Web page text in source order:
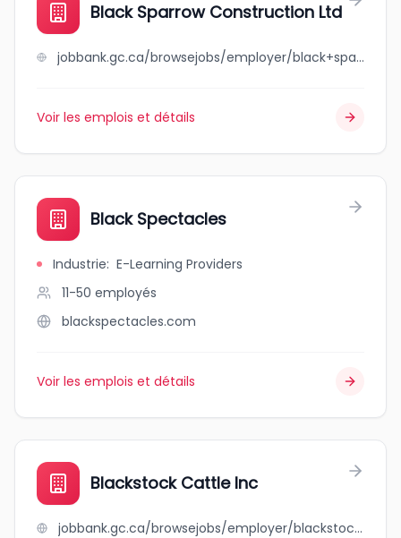
Black Sparrow Construction Ltd
jobbank.gc.ca/browsejobs/employer/black+sparrow+construction+ltd/ca
Voir les emplois et détails
Black Spectacles
Industrie: E-Learning Providers
11-50 employés
blackspectacles.com
Voir les emplois et détails
Blackstock Cattle Inc
jobbank.gc.ca/browsejobs/employer/blackstock+cattle+inc/ca